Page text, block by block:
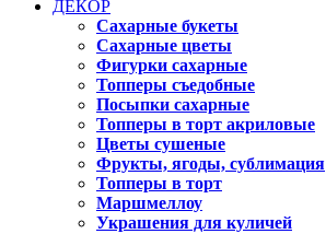
ДЕКОР
Сахарные букеты
Сахарные цветы
Фигурки сахарные
Топперы съедобные
Посыпки сахарные
Топперы в торт акриловые
Цветы сушеные
Фрукты, ягоды, сублимация
Топперы в торт
Маршмеллоу
Украшения для куличей